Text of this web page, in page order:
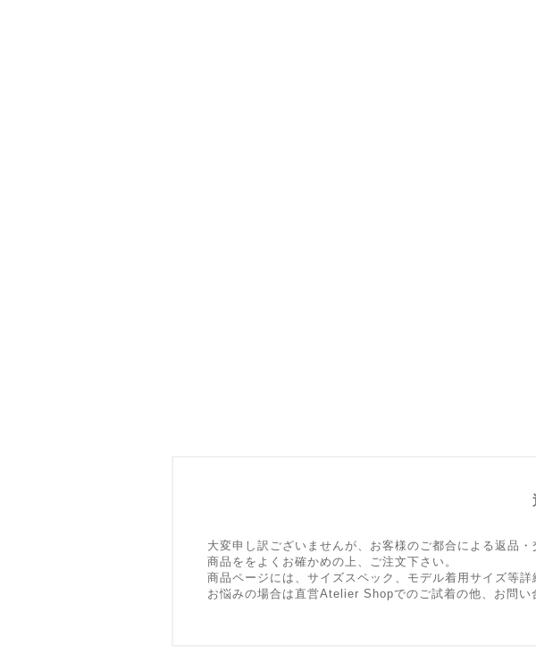
大変申し訳ございませんが、お客様のご都合による返品・
商品ををよくお確かめの上、ご注文下さい。
商品ページには、サイズスペック、モデル着用サイズ等詳
お悩みの場合は直営Atelier Shopでのご試着の他、お問い